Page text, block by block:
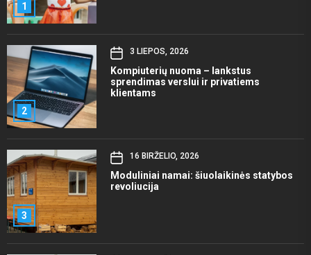
1
2
3 LIEPOS, 2026
Kompiuterių nuoma – lankstus
sprendimas verslui ir privatiems
klientams
3
16 BIRŽELIO, 2026
Moduliniai namai: šiuolaikinės statybos
revoliucija